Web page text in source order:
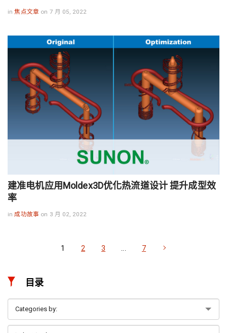
in焦点文章 on 7 月 05, 2022
建准电机应用Moldex3D优化热流道设计 提升成型效
率
in成功故事 on 3 月 02, 2022
1 2 3 7
目录